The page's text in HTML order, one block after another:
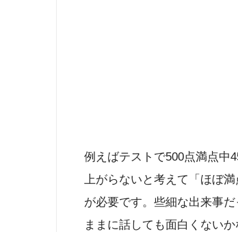
例えばテストで500点満点中
上がらないと考えて「ほぼ
が必要です。些細な出来事
ままに話しても面白くない